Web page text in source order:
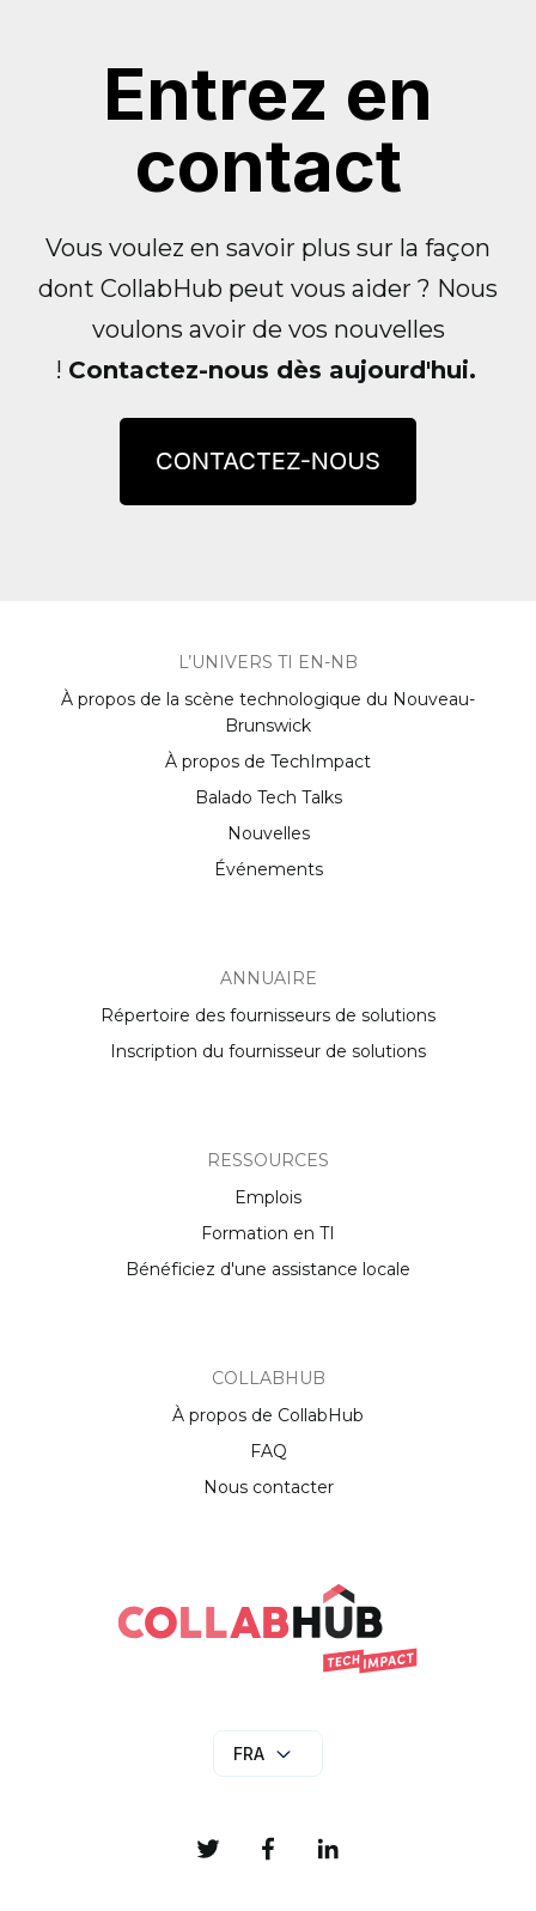
Entrez en
contact
Vous voulez en savoir plus sur la façon
dont CollabHub peut vous aider ? Nous
voulons avoir de vos nouvelles
! Contactez-nous dès aujourd'hui.
L’UNIVERS TI EN-NB
À propos de la scène technologique du Nouveau-
Brunswick
À propos de TechImpact
Balado Tech Talks
Nouvelles
Événements
ANNUAIRE
Répertoire des fournisseurs de solutions
Inscription du fournisseur de solutions
RESSOURCES
Emplois
Formation en TI
Bénéficiez d'une assistance locale
COLLABHUB
À propos de CollabHub
FAQ
Nous contacter
FRA